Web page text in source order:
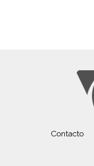
Contacto